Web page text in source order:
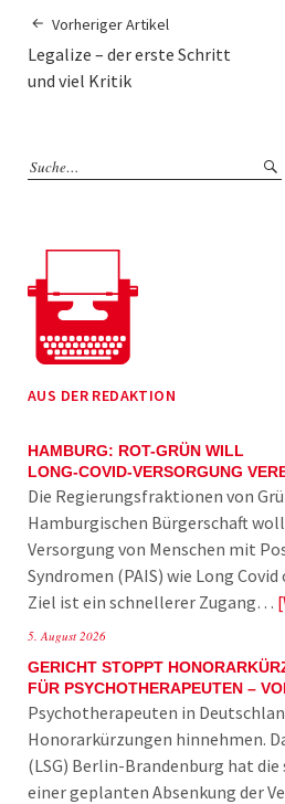
Vorheriger Artikel
Legalize – der erste Schritt
und viel Kritik
AUS DER REDAKTION
HAMBURG: ROT-GRÜN WILL
LONG-COVID-VERSORGUNG
Die Regierungsfraktionen von
Hamburgischen Bürgerschaft
Versorgung von Menschen mit
Syndromen (PAIS) wie Long Covid
Ziel ist ein schnellerer Zugang…
5. August 2026
GERICHT STOPPT
FÜR PSYCHOTHERAPEUTEN –
Psychotherapeuten in
Honorarkürzungen hinnehmen.
(LSG) Berlin-Brandenburg hat
einer geplanten Absenkung der